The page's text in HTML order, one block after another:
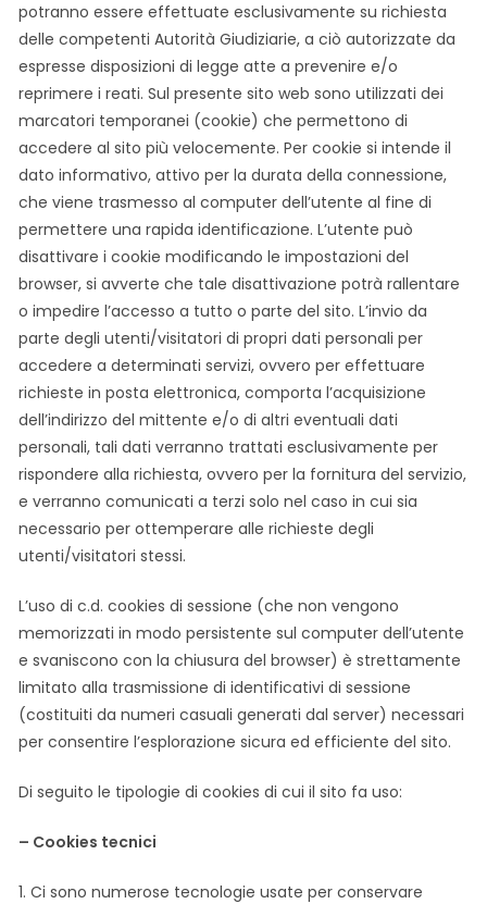
potranno essere effettuate esclusivamente su richiesta
delle competenti Autorità Giudiziarie, a ciò autorizzate da
espresse disposizioni di legge atte a prevenire e/o
reprimere i reati. Sul presente sito web sono utilizzati dei
marcatori temporanei (cookie) che permettono di
accedere al sito più velocemente. Per cookie si intende il
dato informativo, attivo per la durata della connessione,
che viene trasmesso al computer dell’utente al fine di
permettere una rapida identificazione. L’utente può
disattivare i cookie modificando le impostazioni del
browser, si avverte che tale disattivazione potrà rallentare
o impedire l’accesso a tutto o parte del sito. L’invio da
parte degli utenti/visitatori di propri dati personali per
accedere a determinati servizi, ovvero per effettuare
richieste in posta elettronica, comporta l’acquisizione
dell’indirizzo del mittente e/o di altri eventuali dati
personali, tali dati verranno trattati esclusivamente per
rispondere alla richiesta, ovvero per la fornitura del servizio,
e verranno comunicati a terzi solo nel caso in cui sia
necessario per ottemperare alle richieste degli
utenti/visitatori stessi.
L’uso di c.d. cookies di sessione (che non vengono
memorizzati in modo persistente sul computer dell’utente
e svaniscono con la chiusura del browser) è strettamente
limitato alla trasmissione di identificativi di sessione
(costituiti da numeri casuali generati dal server) necessari
per consentire l’esplorazione sicura ed efficiente del sito.
Di seguito le tipologie di cookies di cui il sito fa uso:
– Cookies tecnici
1. Ci sono numerose tecnologie usate per conservare